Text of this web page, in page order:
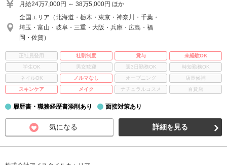
月給24万7,000円 ～ 38万5,000円 ほか
全国エリア（北海道・栃木・東京・神奈川・千葉・
埼玉・富山・岐阜・三重・大阪・兵庫・広島・福
岡・佐賀）
正社員登用 社割制度 賞与
未経験OK
学生OK
男女歓迎 週3日勤務OK
時短勤務OK
ネイルOK
ノルマなし オープニング
店長候補
スキンケア
メイク ナチュラルコスメ 百貨店
履歴書・職務経歴書添削あり 面接対策あり
気になる 詳細を見る